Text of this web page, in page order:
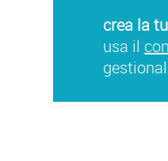
crea la
usa il